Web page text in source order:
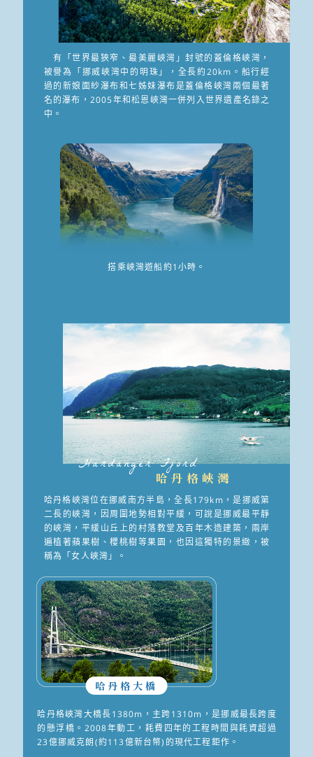
有「世界最狹窄、最美麗峽灣」封號的蓋倫格峽灣，
被譽為「挪威峽灣中的明珠」，全長約20km。船行經
過的新娘面紗瀑布和七姊妹瀑布是蓋倫格峽灣兩個最著
名的瀑布，2005年和松恩峽灣一併列入世界遺產名錄之
中。
搭乘峽灣遊船約1小時。
哈丹格峽灣
Hardanger Fjord
哈丹格峽灣位在挪威南方半島，全長179km，是挪威第
二長的峽灣，因周圍地勢相對平緩，可說是挪威最平靜
的峽灣，平緩山丘上的村落教堂及百年木造建築，兩岸
遍植著蘋果樹、櫻桃樹等果園，也因這獨特的景緻，被
稱為「女人峽灣」。
哈丹格大橋
哈丹格峽灣大橋長1380m，主跨1310m，是挪威最長跨度
的懸浮橋。2008年動工，耗費四年的工程時間與耗資超過
23億挪威克朗(約113億新台幣)的現代工程鉅作。